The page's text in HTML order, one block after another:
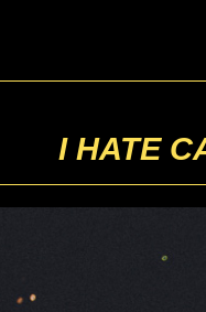
I HATE